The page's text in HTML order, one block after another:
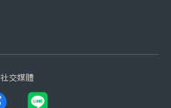
社交媒體